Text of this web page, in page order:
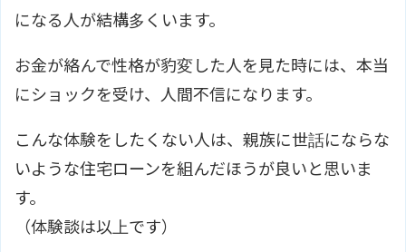
になる人が結構多くいます。
お金が絡んで性格が豹変した人を見た時には、本当
にショックを受け、人間不信になります。
こんな体験をしたくない人は、親族に世話にならな
いような住宅ローンを組んだほうが良いと思いま
す。
（体験談は以上です）